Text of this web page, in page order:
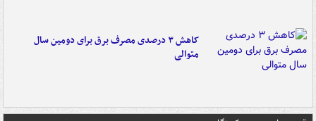
کاهش ۳ درصدی مصرف برق برای دومین سال
متوالی